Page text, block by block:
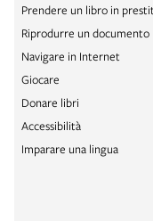
Prendere un libro in
Riprodurre un documento
Navigare in Internet
Giocare
Donare libri
Accessibilità
Imparare una lingua